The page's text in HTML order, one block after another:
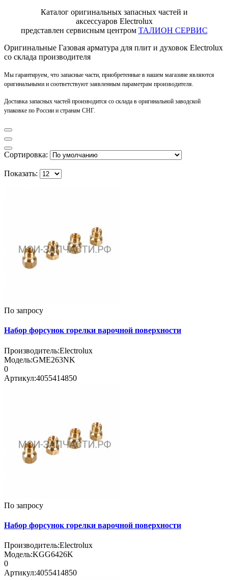
Каталог оригинальных запасных частей и
аксессуаров Electrolux
представлен сервисным центром ТАЛИОН СЕРВИС
Оригинальные Газовая арматура для плит и духовок Electrolux
со склада производителя
Мы гарантируем, что запасные части, приобретенные в нашем магазине являются
оригинальными и соответствуют заявленным параметрам производителя.
Доставка запасных частей производится со склада в оригинальной заводской
упаковке по России и странам СНГ.
Сортировка:
Показать:
По запросу
Набор форсунок горелки варочной поверхности
Производитель:Electrolux
Модель:GME263NK
0
Артикул:4055414850
По запросу
Набор форсунок горелки варочной поверхности
Производитель:Electrolux
Модель:KGG6426K
0
Артикул:4055414850